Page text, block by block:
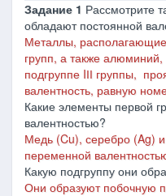
Задание 1 Рассмотрите
обладают постоянной
Металлы,
групп, а также алюминий,
подгруппе IІІ группы,
валентность, равную
Какие элементы первой
валентностью?
Медь (Cu), серебро (Ag)
переменной
Какую подгруппу они
Они образуют побочную